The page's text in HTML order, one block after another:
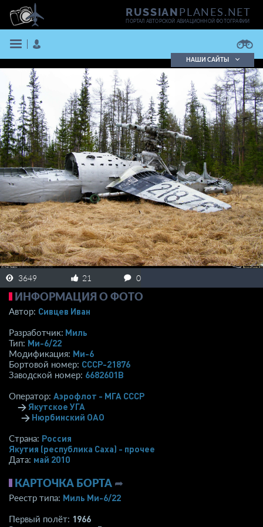
RUSSIANPLANES.NET
ПОРТАЛ АВТОРСКОЙ АВИАЦИОННОЙ ФОТОГРАФИИ
ВОЙТИ
ЗАРЕГИСТРИРОВАТЬСЯ
Поиск фотографий
Поиск в реестре
Кратко
Подробно
НАШИ САЙТЫ
3649 21 0
ИНФОРМАЦИЯ О ФОТО
Автор: Сивцев Иван
Разработчик: Миль
Тип: Ми-6/22
Модификация: Ми-6
Бортовой номер: СССР-21876
Заводской номер: 6682601В
Оператор: Аэрофлот - МГА СССР
→ Якутское УГА
→ Нюрбинский ОАО
Страна: Россия
Якутия (республика Саха) - прочее
Дата: май 2010
КАРТОЧКА БОРТА ➦
Реестр типа: Миль Ми-6/22
Первый полёт: 1966